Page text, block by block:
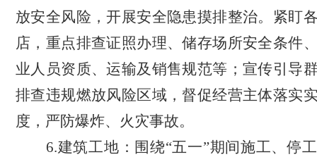
放安全风险，开展安全隐患摸排整治。紧盯
店，重点排查证照办理、储存场所安全条件
业人员资质、运输及销售规范等；宣传引导
排查违规燃放风险区域，督促经营主体落实
度，严防爆炸、火灾事故。
6.建筑工地： 围绕“五一”期间施工、停